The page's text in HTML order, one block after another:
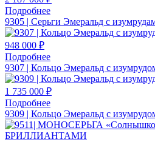
Подробнее
9305 | Серьги Эмеральд с
948 000 ₽
Подробнее
9307 | Кольцо Эмеральд с
1 735 000 ₽
Подробнее
9309 | Кольцо Эмеральд с